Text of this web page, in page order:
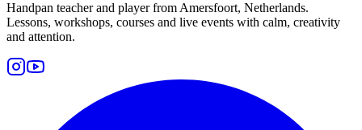
Handpan teacher and player from Amersfoort, Netherlands.
Lessons, workshops, courses and live events with calm, creativity
and attention.